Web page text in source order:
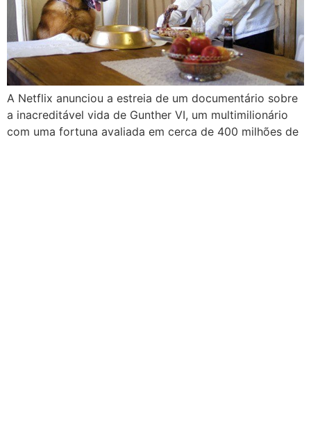
A Netflix anunciou a estreia de um documentário sobre
a inacreditável vida de Gunther VI, um multimilionário
com uma fortuna avaliada em cerca de 400 milhões de